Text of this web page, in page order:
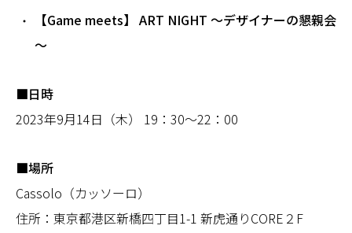
【Game meets】 ART NIGHT ～デザイナーの懇親会
～
■日時
2023年9月14日（木） 19：30～22：00
■場所
Cassolo（カッソーロ）
住所：東京都港区新橋四丁目1-1 新虎通りCORE２F